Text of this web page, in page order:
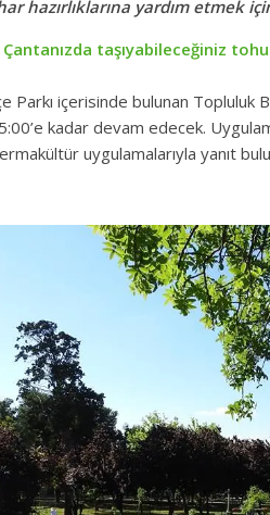
hazırlıklarına yardım etmek
Çantanızda taşıyabileceğiniz
Parkı içerisinde bulunan Topluluk
kadar devam edecek.
uygulamalarıyla yanıt